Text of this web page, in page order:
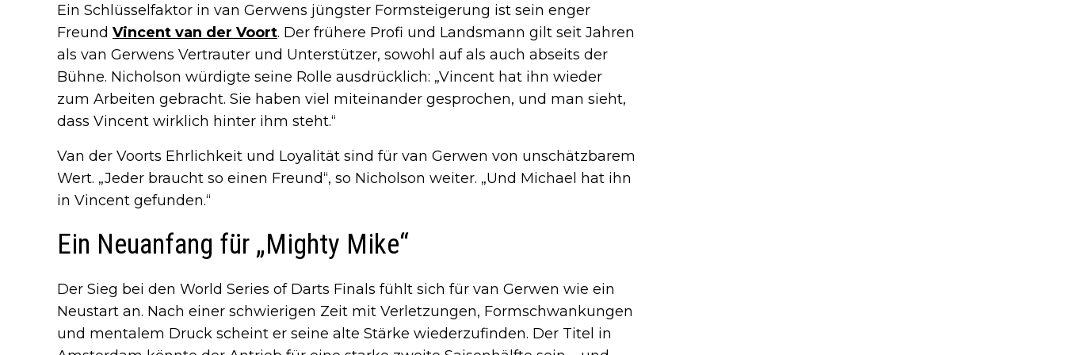
Ein Schlüsselfaktor in van Gerwens jüngster Formsteigerung ist sein enger
Freund Vincent van der Voort. Der frühere Profi und Landsmann gilt seit Jahren
als van Gerwens Vertrauter und Unterstützer, sowohl auf als auch abseits der
Bühne. Nicholson würdigte seine Rolle ausdrücklich: „Vincent hat ihn wieder
zum Arbeiten gebracht. Sie haben viel miteinander gesprochen, und man sieht,
dass Vincent wirklich hinter ihm steht.“
Van der Voorts Ehrlichkeit und Loyalität sind für van Gerwen von unschätzbarem
Wert. „Jeder braucht so einen Freund“, so Nicholson weiter. „Und Michael hat ihn
in Vincent gefunden.“
Ein Neuanfang für „Mighty Mike“
Der Sieg bei den World Series of Darts Finals fühlt sich für van Gerwen wie ein
Neustart an. Nach einer schwierigen Zeit mit Verletzungen, Formschwankungen
und mentalem Druck scheint er seine alte Stärke wiederzufinden. Der Titel in